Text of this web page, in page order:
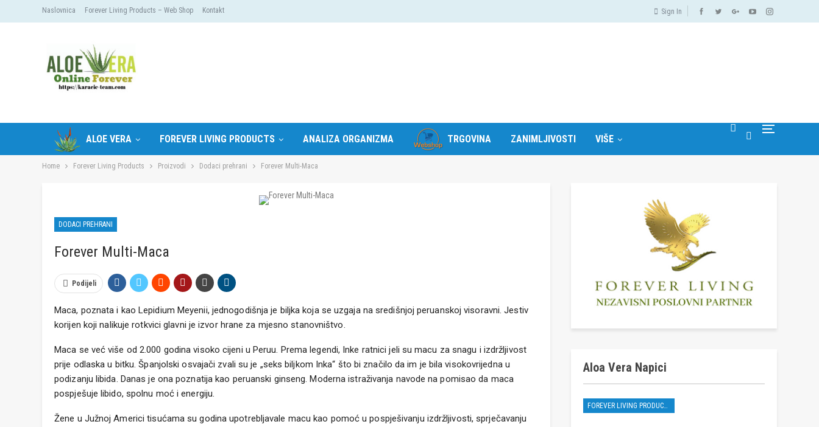
Sign In
Naslovnica Forever Living Products – Web Shop Kontakt
ALOE VERA FOREVER LIVING PRODUCTS ANALIZA ORGANIZMA TRGOVINA ZANIMLJIVOSTI VIŠE
Home Forever Living Products Proizvodi Dodaci prehrani Forever Multi-Maca
DODACI PREHRANI
Forever Multi-Maca
Podijeli
Maca, poznata i kao Lepidium Meyenii, jednogodišnja je biljka koja se uzgaja na središnjoj peruanskoj visoravni. Jestiv
korijen koji nalikuje rotkvici glavni je izvor hrane za mjesno stanovništvo.
Maca se već više od 2.000 godina visoko cijeni u Peruu. Prema legendi, Inke ratnici jeli su macu za snagu i izdržljivost
prije odlaska u bitku. Španjolski osvajači zvali su je „seks biljkom Inka“ što bi značilo da im je bila visokovrijedna u
podizanju libida. Danas je ona poznatija kao peruanski ginseng. Moderna istraživanja navode na pomisao da maca
pospješuje libido, spolnu moć i energiju.
Žene u Južnoj Americi tisućama su godina upotrebljavale macu kao pomoć u pospješivanju izdržljivosti, sprječavanju
Aloa Vera Napici